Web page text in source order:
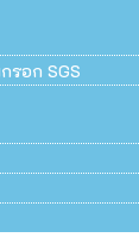
รอก SGS